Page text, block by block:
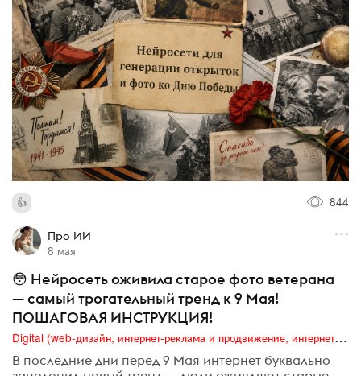
844
Про ИИ
8 мая
😳 Нейросеть оживила старое фото ветерана
— самый трогательный тренд к 9 Мая!
ПОШАГОВАЯ ИНСТРУКЦИЯ!
Digital (web-дизайн, интернет-реклама и продвижение, интернет-сообщества и блоги, интернет-коммуникации, мобильный маркетинг, реклама на цифровых экранах)
В последние дни перед 9 Мая интернет буквально